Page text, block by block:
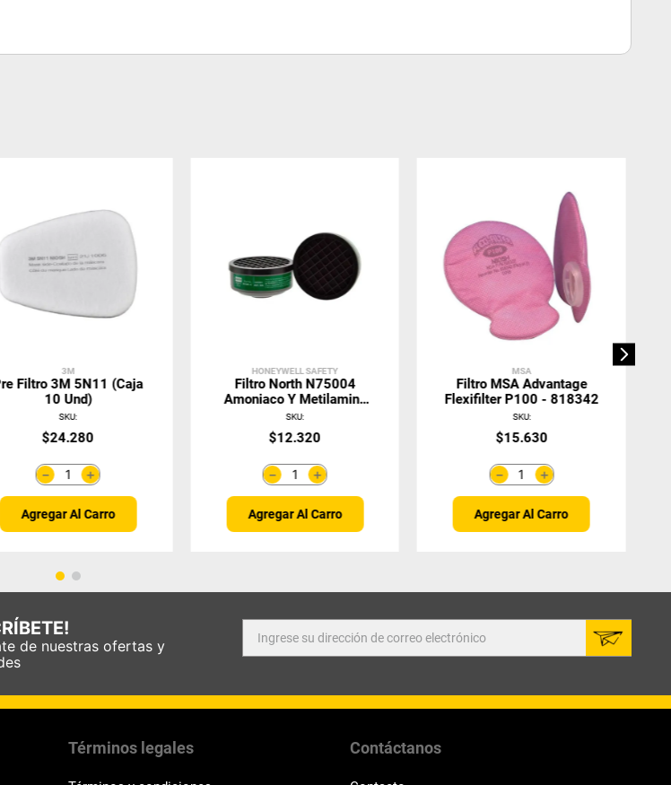
3M
Filtro 3M 5N11 (Caja
10 Und)
SKU:
$24.280
＋
－
Agregar Al Carro
HONEYWELL SAFETY
Filtro North N75004
Amoniaco Y Metilamina
(Par)
SKU:
$12.320
＋
－
Agregar Al Carro
MSA
Filtro MSA Advantage
Flexifilter P100 - 818342
SKU:
$15.630
＋
－
Agregar Al Carro
de nuestras ofertas y
Términos legales Contáctanos